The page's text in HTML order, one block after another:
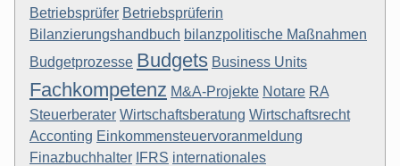
Betriebsprüfer Betriebsprüferin
Bilanzierungshandbuch bilanzpolitische Maßnahmen
Budgetprozesse Budgets Business Units
Fachkompetenz M&A-Projekte Notare RA
Steuerberater Wirtschaftsberatung Wirtschaftsrecht
Acconting Einkommensteuervoranmeldung
Finazbuchhalter IFRS internationales